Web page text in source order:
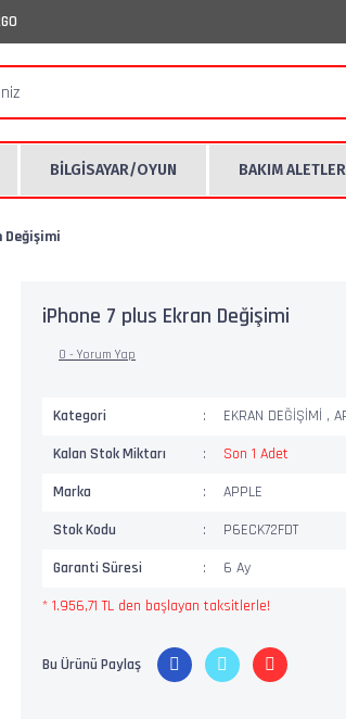
BİLGİSAYAR/OYUN BAKIM
Değişimi
iPhone 7 plus Ekran Değişimi
0 - Yorum Yap
Kategori EKRAN DEĞİŞİMİ ,
Kalan Stok Miktarı
Son 1 Adet
Marka
APPLE
Stok Kodu
P6ECK72FDT
Garanti Süresi
6 Ay
* 1.956,71 TL den başlayan taksitlerle!
Bu Ürünü Paylaş